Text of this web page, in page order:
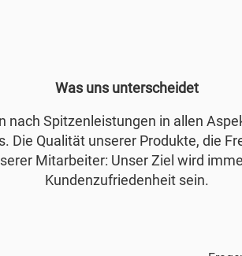
Was uns unterscheidet
nach Spitzenleistungen in allen
Die Qualität unserer Produkte, die
Mitarbeiter: Unser Ziel wird
Kundenzufriedenheit sein.